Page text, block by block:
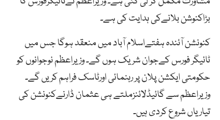
بڑاکنوشن بلانےکی ہدایت کی ہے۔
کنونشن آئندہ ہفتےاسلام آباد میں منعقد ہوگا جس میں
ٹائیگر فورس کےجوان شریک ہوں گے۔ وزیراعظم نوجوانوں کو
حکومتی ایکشن پلان پر رہنمائی اورٹاسک فراہم کریں گے۔
وزیراعظم سے گائیڈلائنزملتے ہی عثمان ڈارنےکنونشن کی
تیاریاں شروع کردی ہیں۔